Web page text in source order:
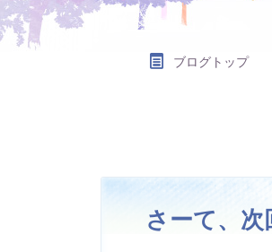
ブログトップ
さーて、次